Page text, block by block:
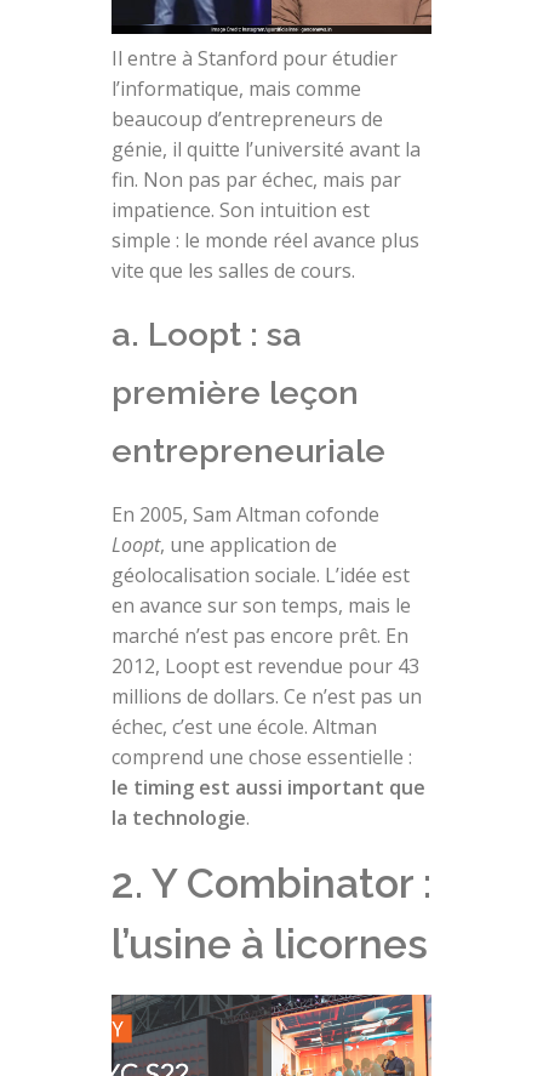
Il entre à Stanford pour étudier
l’informatique, mais comme
beaucoup d’entrepreneurs de
génie, il quitte l’université avant la
fin. Non pas par échec, mais par
impatience. Son intuition est
simple : le monde réel avance plus
vite que les salles de cours.
a. Loopt : sa
première leçon
entrepreneuriale
En 2005, Sam Altman cofonde
Loopt, une application de
géolocalisation sociale. L’idée est
en avance sur son temps, mais le
marché n’est pas encore prêt. En
2012, Loopt est revendue pour 43
millions de dollars. Ce n’est pas un
échec, c’est une école. Altman
comprend une chose essentielle :
le timing est aussi important que
la technologie.
2. Y Combinator :
l’usine à licornes